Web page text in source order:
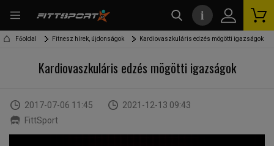
Főoldal Fitnesz hírek, újdonságok Kardiovaszkuláris edzés mögötti igazságok
Kardiovaszkuláris edzés mögötti igazságok
2017-07-06 11:45
2021-12-13 09:43
FittSport
i
kereső